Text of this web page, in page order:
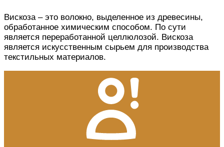
Вискоза – это волокно, выделенное из древесины,
обработанное химическим способом. По сути
является переработанной целлюлозой. Вискоза
является искусственным сырьем для производства
текстильных материалов.